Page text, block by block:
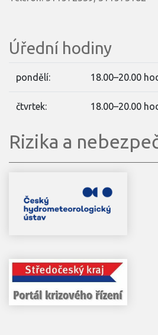
Úřední hodiny
pondělí: 18.00–20.00
čtvrtek: 18.00–20.00
Rizika a